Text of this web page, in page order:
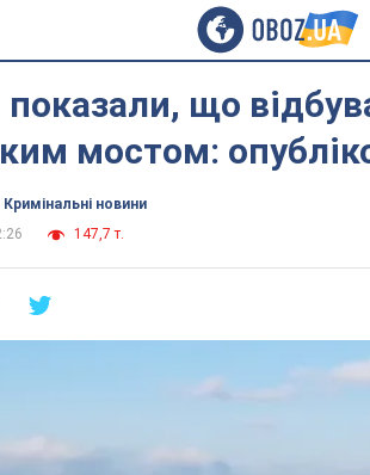
що
мостом:
Кримінальні новини
147,7 т.